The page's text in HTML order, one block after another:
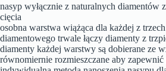
nasyp wyłącznie z naturalnych diamentów
cięcia
osobna warstwa wiążąca dla każdej z
diamentowego trwale łączy diamenty z
diamenty każdej warstwy są dobierane ze
równomiernie rozmieszczane aby